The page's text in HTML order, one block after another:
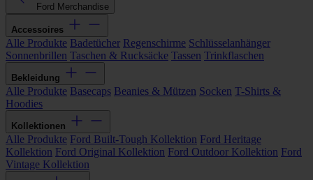
Ford Merchandise
Accessoires
Alle Produkte Badetücher Regenschirme Schlüsselanhänger
Sonnenbrillen Taschen & Rucksäcke Tassen Trinkflaschen
Bekleidung
Alle Produkte Basecaps Beanies & Mützen Socken T-Shirts &
Hoodies
Kollektionen
Alle Produkte Ford Built-Tough Kollektion Ford Heritage
Kollektion Ford Original Kollektion Ford Outdoor Kollektion Ford
Vintage Kollektion